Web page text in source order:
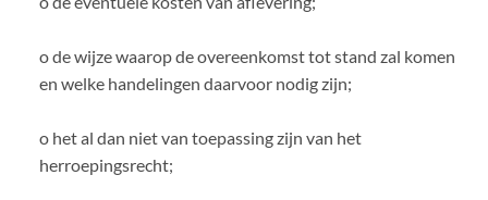
o de wijze waarop de overeenkomst tot stand zal komen
en welke handelingen daarvoor nodig zijn;
o het al dan niet van toepassing zijn van het
herroepingsrecht;